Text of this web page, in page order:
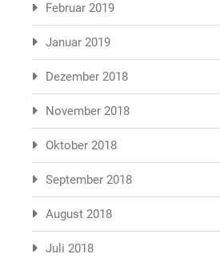
Februar 2019
Januar 2019
Dezember 2018
November 2018
Oktober 2018
September 2018
August 2018
Juli 2018